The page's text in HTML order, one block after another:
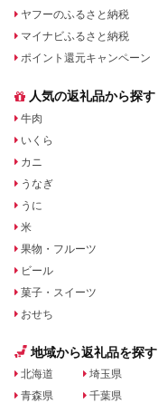
ヤフーのふるさと納税
マイナビふるさと納税
ポイント還元キャンペーン
人気の返礼品から探す
牛肉
いくら
カニ
うなぎ
うに
米
果物・フルーツ
ビール
菓子・スイーツ
おせち
地域から返礼品を探す
北海道
青森県
埼玉県
千葉県